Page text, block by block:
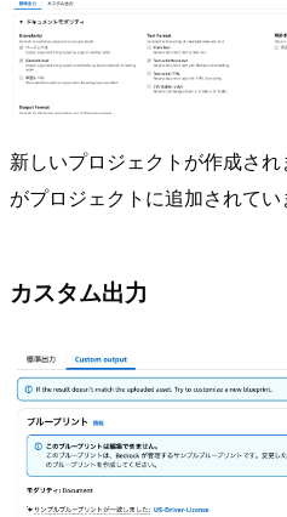
新しいプロジェクトが作成さ
がプロジェクトに追加されてい
カスタム出力